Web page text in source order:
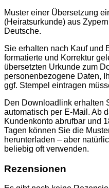
Muster einer Übersetzung
(Heiratsurkunde) aus
Deutsche.
Sie erhalten nach Kauf und
formatierte und Korrektur
übersetzten Urkunde zum
personenbezogene Daten,
ggf. Stempel eintragen
Den Downloadlink erhalten
automatisch per E-Mail. Ab
Kundenkonto abrufbar und
Tagen können Sie die
herunterladen – aber
beliebig oft verwenden.
Rezensionen